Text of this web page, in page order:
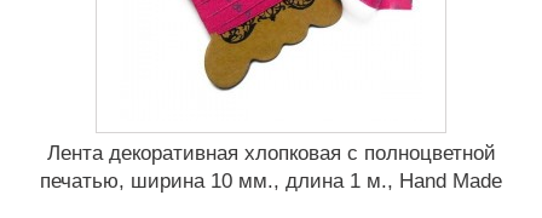
Лента декоративная хлопковая с полноцветной
печатью, ширина 10 мм., длина 1 м., Hand Made